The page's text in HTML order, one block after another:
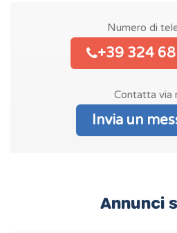
Numero di
+39 324
Contatta via
Invia un
Annunci